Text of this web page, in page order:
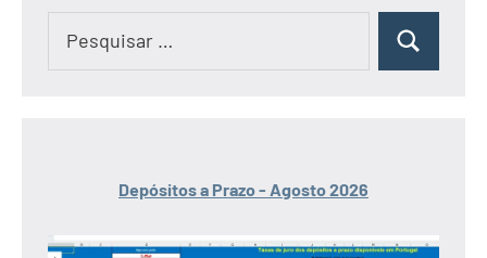
conteúdos
Pesquisar
Depósitos a Prazo - Agosto 2026